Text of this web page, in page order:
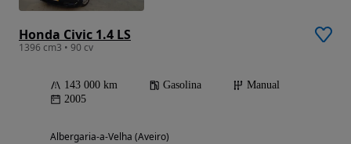
Honda Civic 1.4 LS
1396 cm3 • 90 cv
143 000 km Gasolina
Manual
2005
Albergaria-a-Velha (Aveiro)